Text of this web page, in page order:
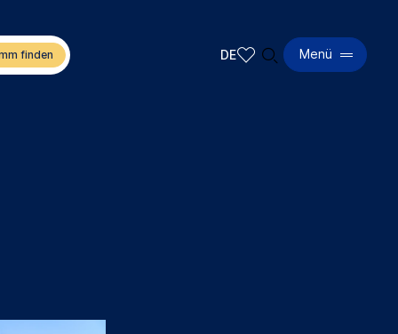
DE 🔍︎ Menü